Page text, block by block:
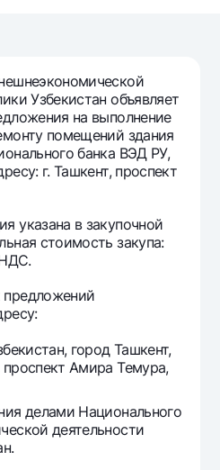
Milliy
данных
Узбекистан объявляет
на выполнение
помещений здания
банка ВЭД РУ,
г. Ташкент, проспект
указана в закупочной
стоимость закупа:
город Ташкент,
Амира Темура,
делами Национального
деятельности